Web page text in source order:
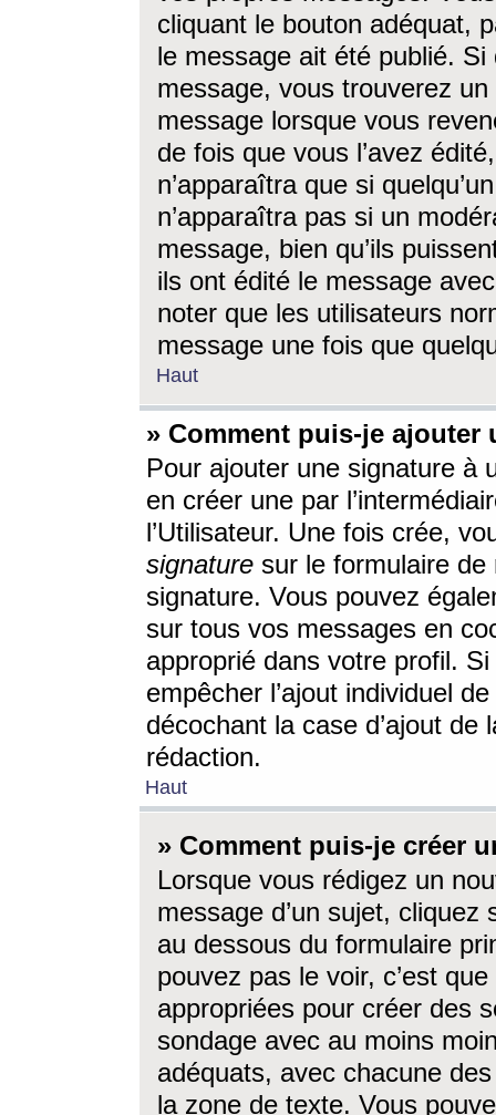
cliquant le bouton adéquat,
le message ait été publié. Si
message, vous trouverez
message lorsque vous
de fois que vous l’avez
n’apparaîtra que si
n’apparaîtra pas si un
message, bien qu’ils
ils ont édité le message
noter que les utilisateurs
message une fois que
Haut
» Comment puis-je ajouter
Pour ajouter une signature à
en créer une par
l’Utilisateur. Une fois crée,
signature sur le formulaire de
signature. Vous pouvez
sur tous vos messages en
approprié dans votre profil.
empêcher l’ajout individuel
décochant la case d’ajout
rédaction.
Haut
» Comment puis-je créer
Lorsque vous rédigez un
message d’un sujet, cliquez
au dessous du formulaire
pouvez pas le voir, c’est
appropriées pour créer des
sondage avec au moins
adéquats, avec chacune
la zone de texte. Vous